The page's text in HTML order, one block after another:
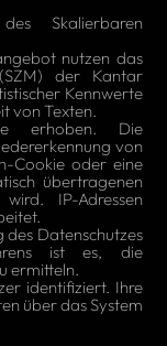
Skalierbaren
nutzen das
der Kantar
Kennwerte
von Texten.
erhoben. Die
von
Cookie oder eine
übertragenen
IP-Adressen
Datenschutzes
ist es, die
ermitteln.
identifiziert. Ihre
über das System